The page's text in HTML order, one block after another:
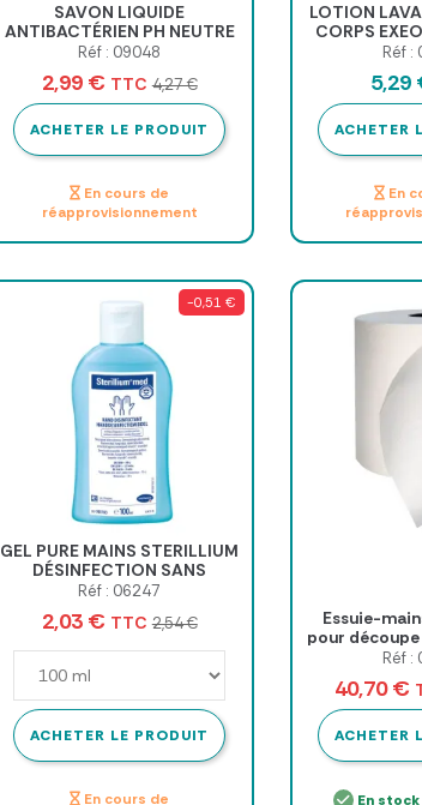
SAVON LIQUIDE
ANTIBACTÉRIEN PH NEUTRE
ALOE VERA FLACON POMPE -
Réf : 09048
2,99 € TTC 4,27 €
ACHETER LE PRODUIT
En cours de
réapprovisionnement
LOTION
CORPS
Réf :
5,29
ACHETER
En
-0,51 €
GEL PURE MAINS STERILLIUM
DÉSINFECTION SANS
RINÇAGE - flacon de 100 ml
Réf : 06247
2,03 € TTC 2,54 €
ACHETER LE PRODUIT
En cours de
Essuie-
pour
140
Réf :
40,70 €
ACHETER
En stock